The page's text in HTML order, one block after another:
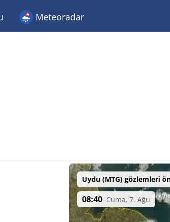
Meteoradar
Uydu (MTG) gözlemleri
08:40 Cuma, 7. Ağu